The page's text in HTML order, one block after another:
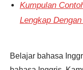
Kumpulan
Lengkap
Belajar bahasa